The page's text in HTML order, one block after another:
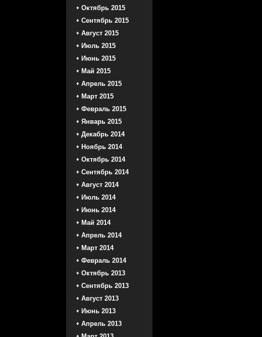
Октябрь 2015
Сентябрь 2015
Август 2015
Июль 2015
Июнь 2015
Май 2015
Апрель 2015
Март 2015
Февраль 2015
Январь 2015
Декабрь 2014
Ноябрь 2014
Октябрь 2014
Сентябрь 2014
Август 2014
Июль 2014
Июнь 2014
Май 2014
Апрель 2014
Март 2014
Февраль 2014
Октябрь 2013
Сентябрь 2013
Август 2013
Июнь 2013
Апрель 2013